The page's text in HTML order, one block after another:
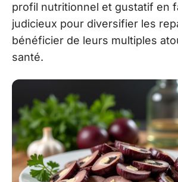
profil nutritionnel et gustatif en
judicieux pour diversifier les
bénéficier de leurs multiples
santé.